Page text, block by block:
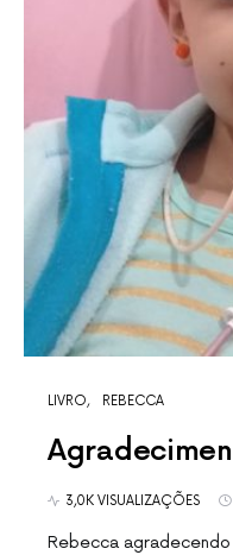
LIVRO REBECCA
3,0K VISUALIZAÇÕES
Rebecca agradecendo